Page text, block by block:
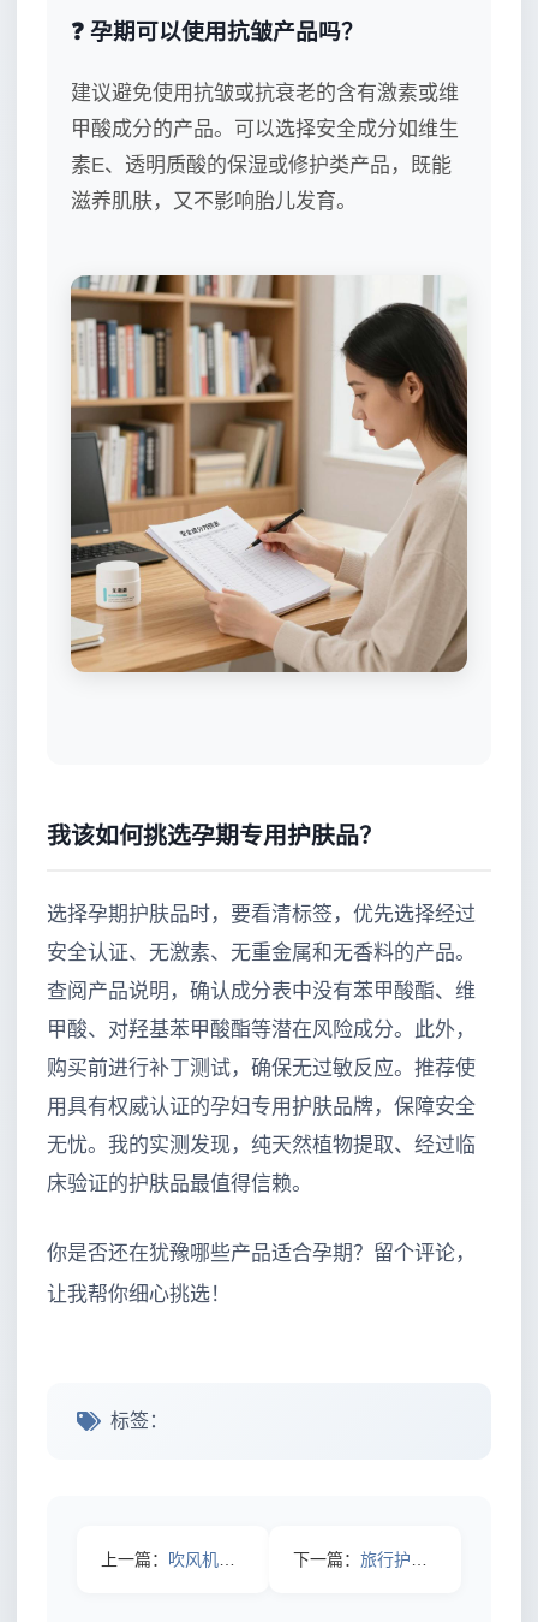
❓ 孕期可以使用抗皱产品吗？
建议避免使用抗皱或抗衰老的含有激素或维
甲酸成分的产品。可以选择安全成分如维生
素E、透明质酸的保湿或修护类产品，既能
滋养肌肤，又不影响胎儿发育。
我该如何挑选孕期专用护肤品？
选择孕期护肤品时，要看清标签，优先选择经过
安全认证、无激素、无重金属和无香料的产品。
查阅产品说明，确认成分表中没有苯甲酸酯、维
甲酸、对羟基苯甲酸酯等潜在风险成分。此外，
购买前进行补丁测试，确保无过敏反应。推荐使
用具有权威认证的孕妇专用护肤品牌，保障安全
无忧。我的实测发现，纯天然植物提取、经过临
床验证的护肤品最值得信赖。
你是否还在犹豫哪些产品适合孕期？留个评论，
让我帮你细心挑选！
标签：
上一篇： 吹风机怎么选不伤发？2026年实测避坑清单：看参数不看噱头 下一篇： 旅行护肤品携带：打破迷思实现轻盈出行